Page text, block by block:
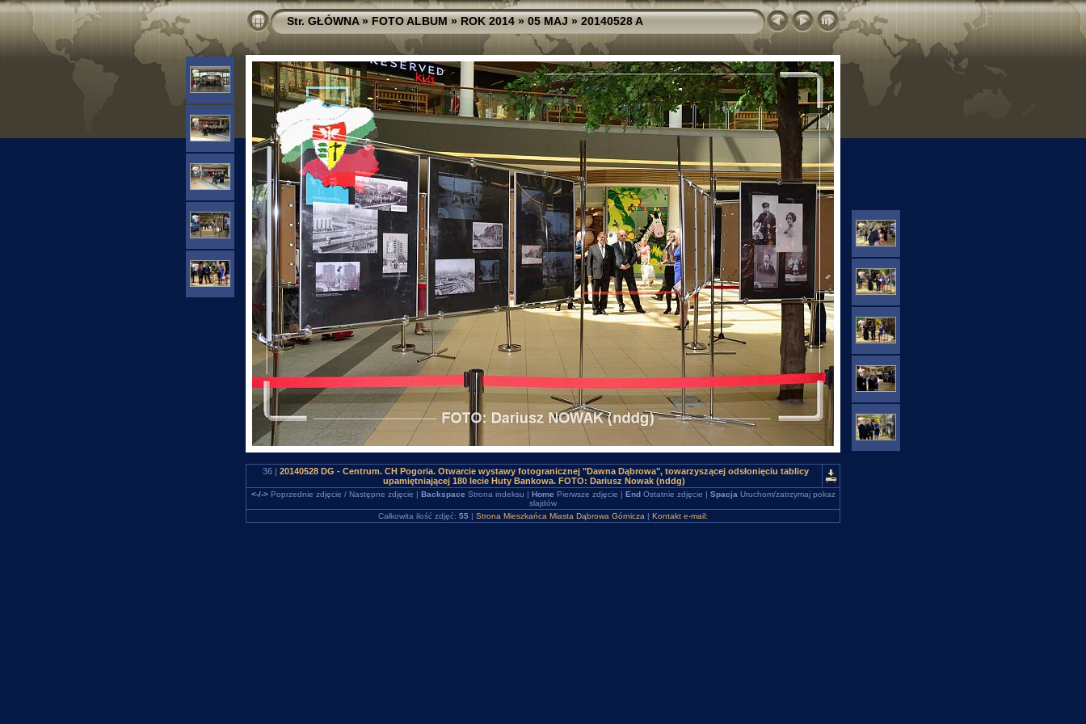
Str. GŁÓWNA»FOTO ALBUM»ROK 2014»05 MAJ»20140528 A
36 | 20140528 DG - Centrum. CH Pogoria. Otwarcie wystawy fotogranicznej "Dawna Dąbrowa", towarzyszącej odsłonięciu tablicy
upamiętniającej 180 lecie Huty Bankowa. FOTO: Dariusz Nowak (nddg)
<-/->Poprzednie zdjęcie / Następne zdjęcie | Backspace Strona indeksu | Home Pierwsze zdjęcie | EndOstatnie zdjęcie | Spacja Uruchom/zatrzymaj pokaz
slajdów
Całkowita ilość zdjęć: 55 | Strona Mieszkańca Miasta Dąbrowa Górnicza | Kontakt e-mail: